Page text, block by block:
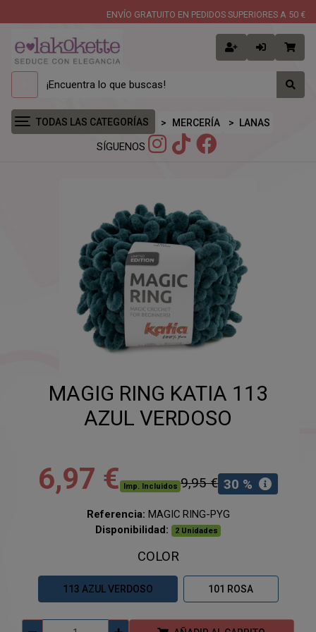
ENVÍO GRATUITO EN PEDIDOS SUPERIORES A 50 €
TODAS LAS CATEGORÍAS MERCERÍA LANAS
SÍGUENOS
MAGIG RING KATIA 113
AZUL VERDOSO
6,97 € Imp. Incluidos 9,95 € 30 %
Referencia: MAGIC RING-PYG
Disponibilidad:
2 Unidades
COLOR
113 AZUL VERDOSO 101 ROSA